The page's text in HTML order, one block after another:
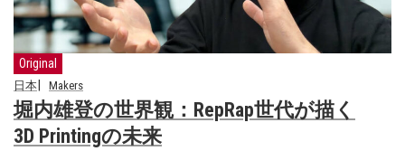
Original
日本 Makers
堀内雄登の世界観：RepRap世代が描く
3D Printingの未来